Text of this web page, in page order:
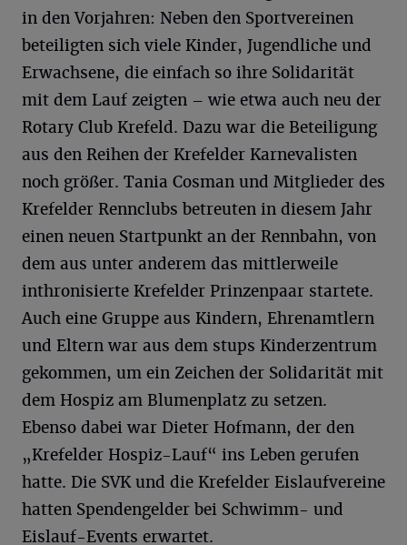
in den Vorjahren: Neben den Sportvereinen
beteiligten sich viele Kinder, Jugendliche und
Erwachsene, die einfach so ihre Solidarität
mit dem Lauf zeigten – wie etwa auch neu der
Rotary Club Krefeld. Dazu war die Beteiligung
aus den Reihen der Krefelder Karnevalisten
noch größer. Tania Cosman und Mitglieder des
Krefelder Rennclubs betreuten in diesem Jahr
einen neuen Startpunkt an der Rennbahn, von
dem aus unter anderem das mittlerweile
inthronisierte Krefelder Prinzenpaar startete.
Auch eine Gruppe aus Kindern, Ehrenamtlern
und Eltern war aus dem stups Kinderzentrum
gekommen, um ein Zeichen der Solidarität mit
dem Hospiz am Blumenplatz zu setzen.
Ebenso dabei war Dieter Hofmann, der den
„Krefelder Hospiz-Lauf“ ins Leben gerufen
hatte. Die SVK und die Krefelder Eislaufvereine
hatten Spendengelder bei Schwimm- und
Eislauf-Events erwartet.